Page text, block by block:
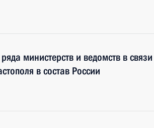
министерств и ведомств в связи
в состав России